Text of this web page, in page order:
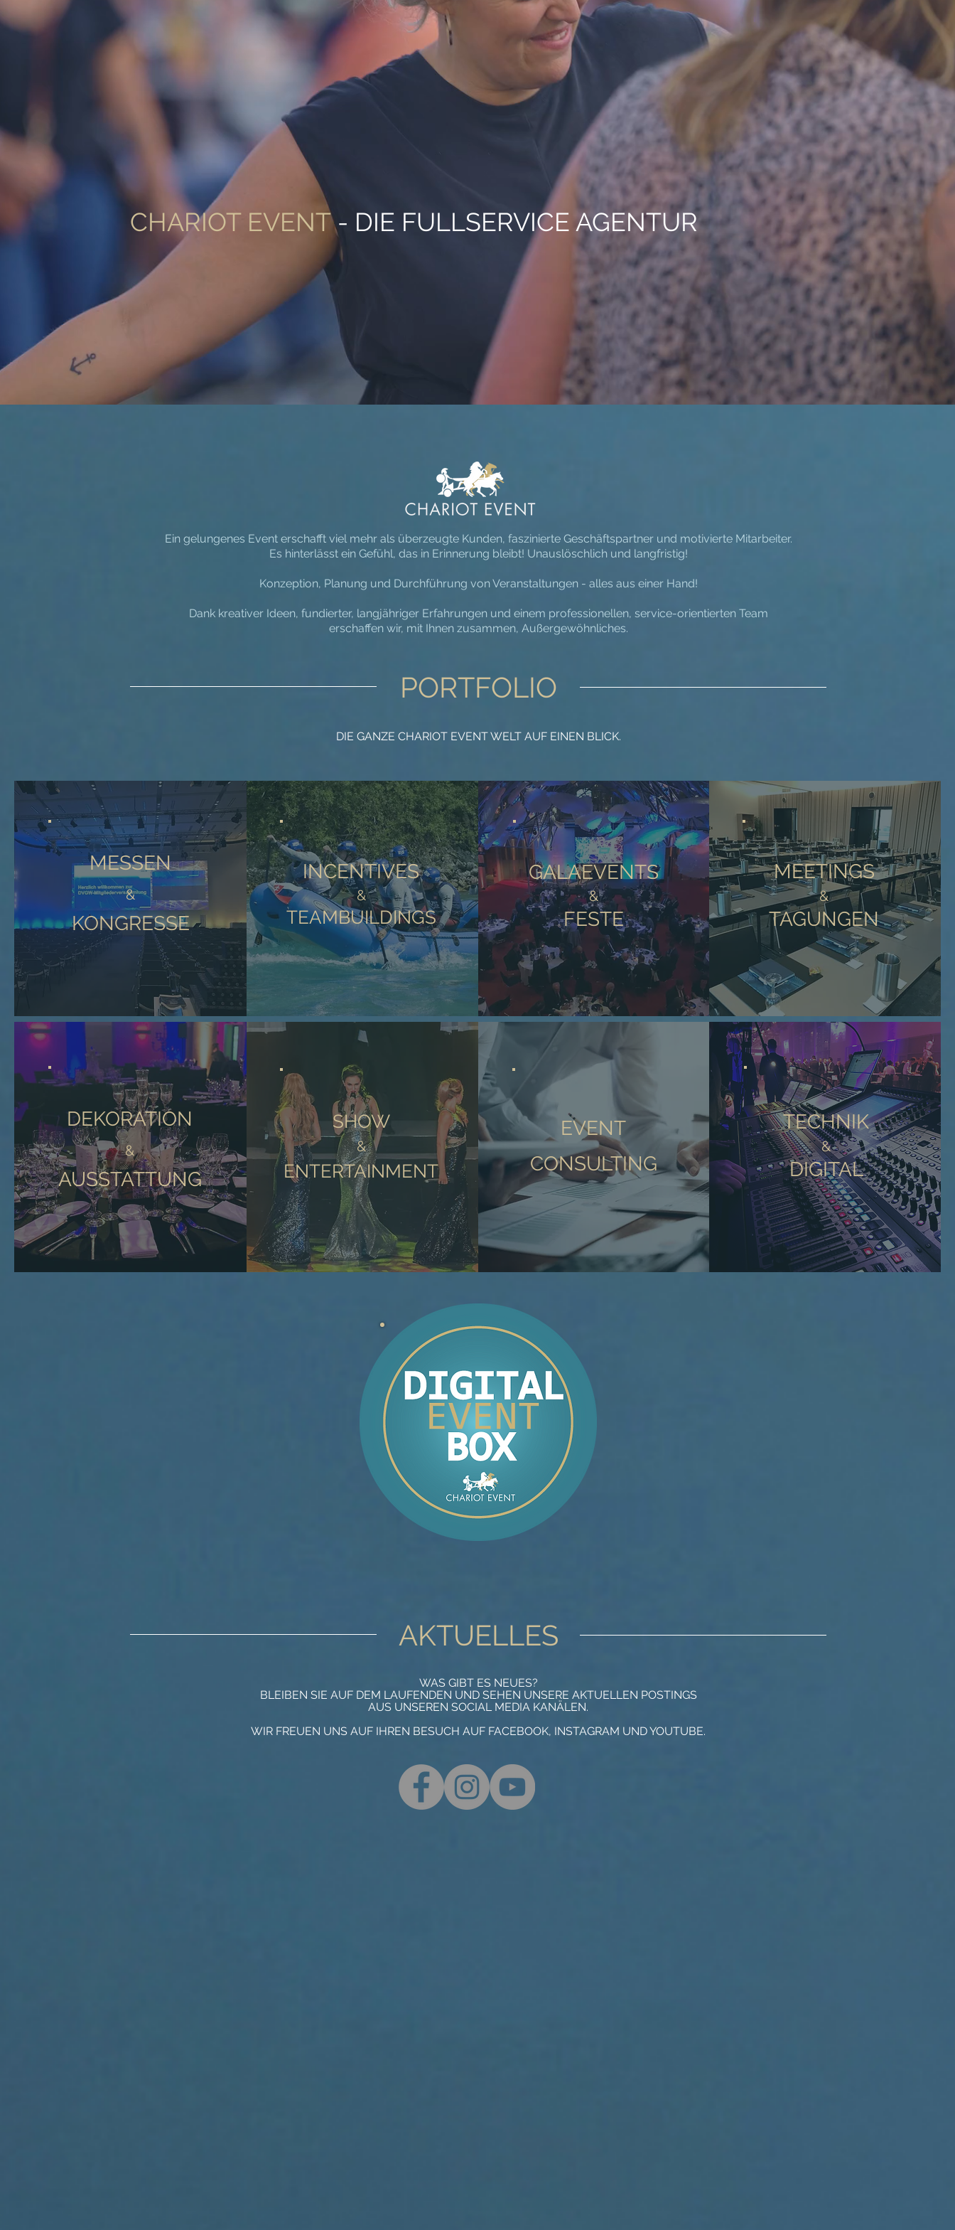
CHARIOT EVENT - DIE FULLSERVICE AGENTUR
Ein gelungenes Event erschafft viel mehr als überzeugte Kunden, faszinierte Geschäftspartner und motivierte Mitarbeiter.
Es hinterlässt ein Gefühl, das in Erinnerung bleibt! Unauslöschlich und langfristig!
Konzeption, Planung und Durchführung von Veranstaltungen - alles aus einer Hand!
Dank kreativer Ideen, fundierter, langjähriger Erfahrungen und einem professionellen, service-orientierten Team
erschaffen wir, mit Ihnen zusammen, Außergewöhnliches.
DEKORATION
&
AUSSTATTUNG
SHOW
&
ENTERTAINMENT
EVENT
CONSULTING
TECHNIK
&
DIGITAL
MESSEN
&
KONGRESSE
INCENTIVES
&
TEAMBUILDINGS
GALAEVENTS
&
FESTE
MEETINGS
&
TAGUNGEN
PORTFOLIO
DIE GANZE CHARIOT EVENT WELT AUF EINEN BLICK.
AKTUELLES
WAS GIBT ES NEUES?
BLEIBEN SIE AUF DEM LAUFENDEN UND SEHEN UNSERE AKTUELLEN POSTINGS
AUS UNSEREN SOCIAL MEDIA KANÄLEN.
WIR FREUEN UNS AUF IHREN BESUCH AUF FACEBOOK, INSTAGRAM UND YOUTUBE.